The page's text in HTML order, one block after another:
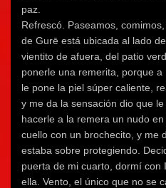
paz.
Refrescó. Paseamos,
de Gurē está ubicada al lado
vientito de afuera, del patio
ponerle una remerita, porque
le pone la piel súper caliente,
y me da la sensación dio que
hacerle a la remera un nudo
cuello con un brochecito, y me
estaba sobre protegiendo.
puerta de mi cuarto, dormí con
ella. Vento, el único que no se